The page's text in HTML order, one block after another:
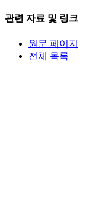
관련 자료 및 링크
원문 페이지
전체 목록